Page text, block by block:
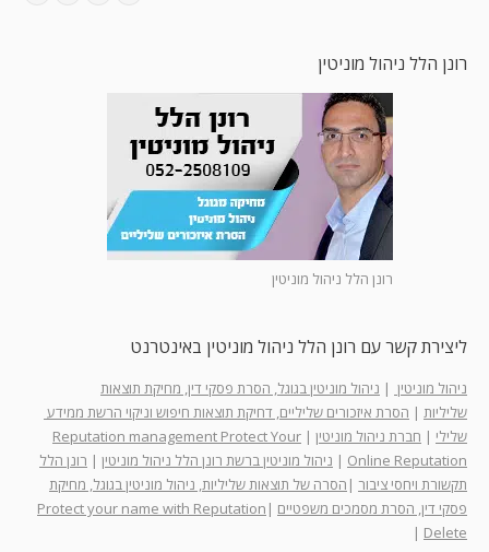
רונן הלל ניהול מוניטין
רונן הלל ניהול מוניטין
ליצירת קשר עם רונן הלל ניהול מוניטין באינטרנט
ניהול מוניטין | ניהול מוניטין בגוגל, הסרת פסקי דין, מחיקת תוצאות
שליליות | הסרת איזכורים שליליים, דחיקת תוצאות חיפוש וניקוי הרשת ממידע
שלילי | חברת ניהול מוניטין |
Reputation management Protect Your
Online Reputation
| ניהול מוניטין ברשת רונן הלל ניהול מוניטין | רונן הלל
תקשורת ויחסי ציבור | הסרה של תוצאות שליליות, ניהול מוניטין בגוגל, מחיקת
פסקי דין, הסרת מסמכים משפטיים |
Protect your name with Reputation
Delete
|